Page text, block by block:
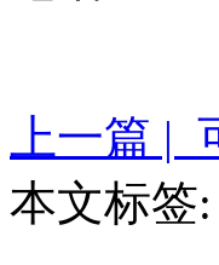
上一篇 |
本文标签: